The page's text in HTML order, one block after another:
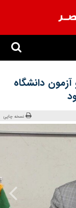
تیر/کنکور و آزمون دانشگاه
نسخه چاپی